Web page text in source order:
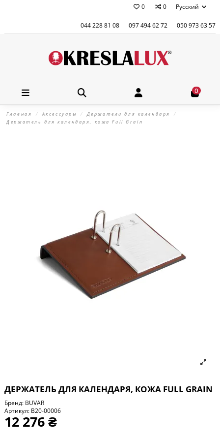
0 0 Русский
044 228 81 08 097 494 62 72 050 973 63 57
0
Главная Аксессуары
Держатели для календаря
Держатель для календаря, кожа Full Grain
ДЕРЖАТЕЛЬ ДЛЯ КАЛЕНДАРЯ, КОЖА FULL GRAIN
Бренд: BUVAR
Артикул: B20-00006
12 276 ₴